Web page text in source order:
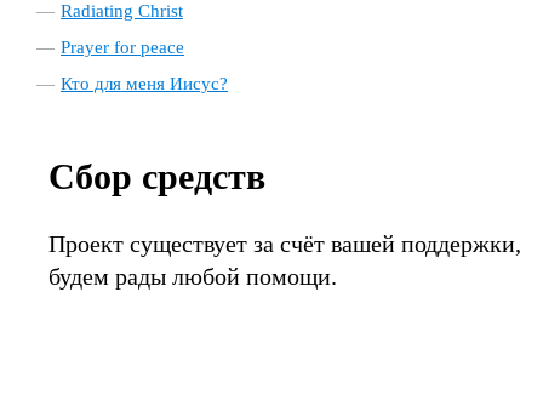
Radiating Christ
Prayer for peace
Кто для меня Иисус?
Сбор средств
Проект существует за счёт вашей поддержки,
будем рады любой помощи.